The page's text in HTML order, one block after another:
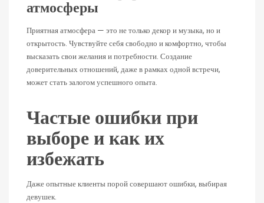
атмосферы
Приятная атмосфера — это не только декор и музыка, но и
открытость. Чувствуйте себя свободно и комфортно, чтобы
высказать свои желания и потребности. Создание
доверительных отношений, даже в рамках одной встречи,
может стать залогом успешного опыта.
Частые ошибки при
выборе и как их
избежать
Даже опытные клиенты порой совершают ошибки, выбирая
девушек.